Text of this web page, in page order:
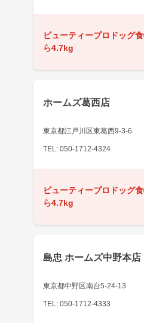
ビューティープロドッグ
ら4.7kg
ホームズ葛西店
東京都江戸川区東葛西9-3-6
TEL: 050-1712-4324
ビューティープロドッグ
ら4.7kg
島忠 ホームズ中野本店
東京都中野区南台5-24-13
TEL: 050-1712-4333